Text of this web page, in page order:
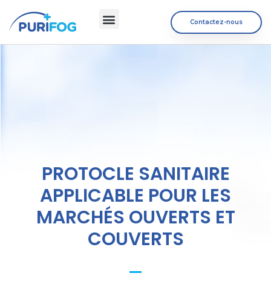
Contactez-nous
PROTOCLE SANITAIRE
APPLICABLE POUR LES
MARCHÉS OUVERTS ET
COUVERTS